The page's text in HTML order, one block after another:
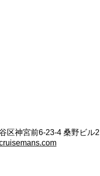
区神宮前6-23-4 桑野ビル2